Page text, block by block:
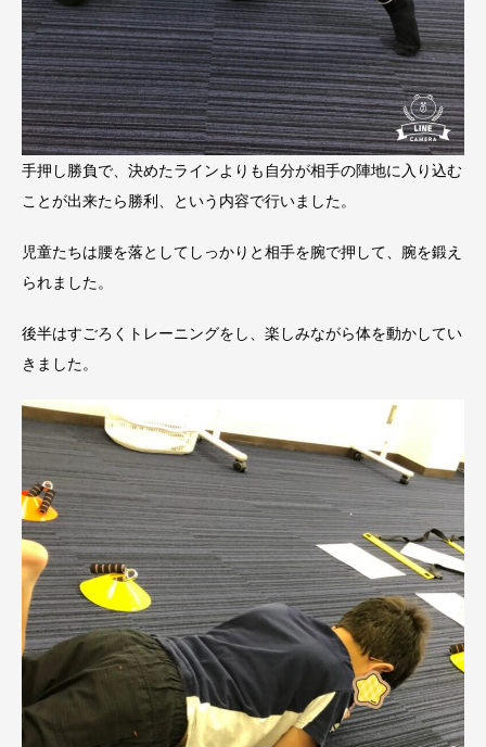
手押し勝負で、決めたラインよりも自分が相手の陣地に入り込む
ことが出来たら勝利、という内容で行いました。
児童たちは腰を落としてしっかりと相手を腕で押して、腕を鍛え
られました。
後半はすごろくトレーニングをし、楽しみながら体を動かしてい
きました。